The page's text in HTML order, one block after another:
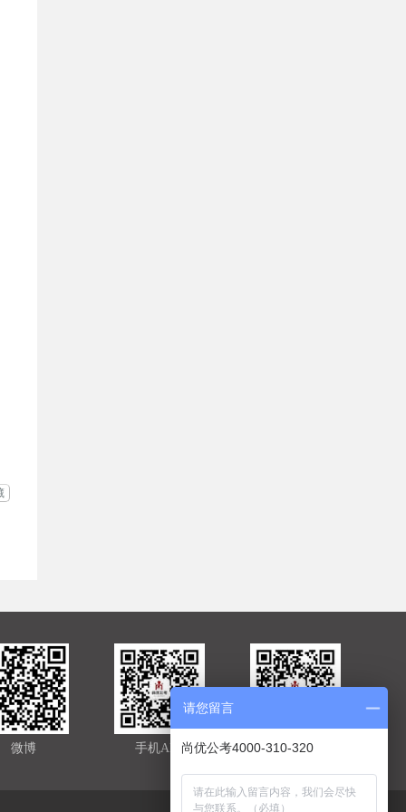
官方微信
手机APP
微博
请您留言
尚优公考4000-310-320